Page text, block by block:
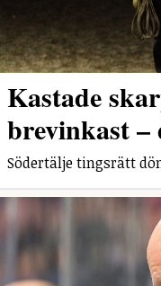
Kastade
brevinkast –
Södertälje tingsrätt